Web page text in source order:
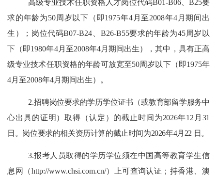
高级专业技术任职资格人才岗位代码B01-B06、B25要
求的年龄为50周岁以下（即1975年4月至2008年4月期间出
生）
；岗位代码B07-B24、B26-B55要求的年龄为45周岁以
下（即1980年4月至2008年4月期间出生），其中， 具有正高
级专业技术任职资格的年龄可放宽至50周岁以下（即1975年
4月至2008年4月期间出生）。
2.招聘岗位要求的学历学位证书 （或教育部留学服务中
心出具的证明）取得（认定）的截止 时间为2026年12 月 31
日。岗位要求的相关资历计算的截止时间为2026年4月 22 日 。
3.报考人员取得的学历学位须在中国高等教育学生信
息网（http://www.chsi.com.cn/）上可查询认证 ； 持香港、澳